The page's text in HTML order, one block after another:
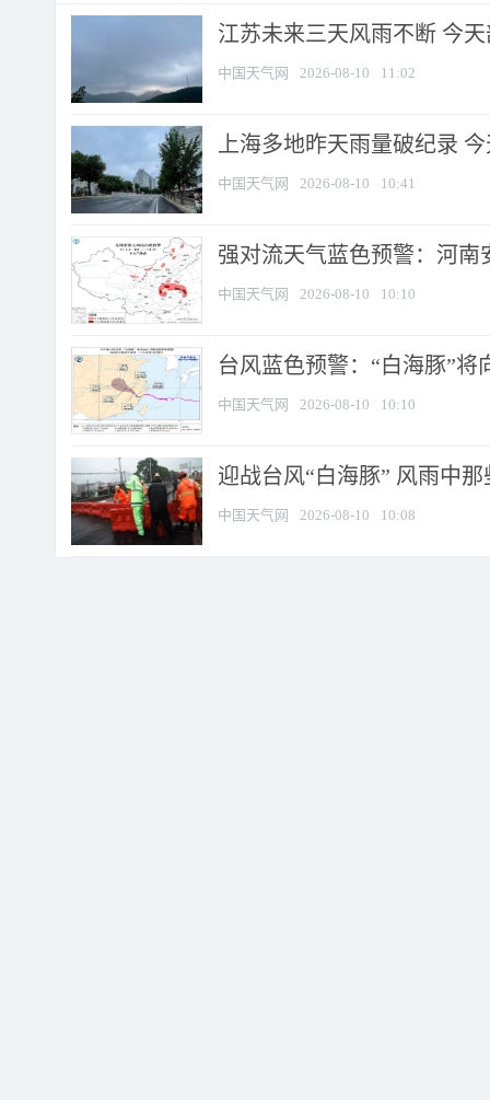
江苏未来三天风雨不断 今
中国天气网 2026-08-10 11:02
上海多地昨天雨量破纪录
中国天气网 2026-08-10 10:41
强对流天气蓝色预警：河南
中国天气网 2026-08-10 10:10
台风蓝色预警：“白海豚”
中国天气网 2026-08-10 10:10
迎战台风“白海豚” 风雨中
中国天气网 2026-08-10 10:08